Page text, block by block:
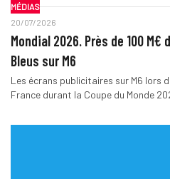
MÉDIAS
20/07/2026
Mondial 2026. Près de 100
Bleus sur M6
Les écrans publicitaires sur M6 lors
France durant la Coupe du Monde